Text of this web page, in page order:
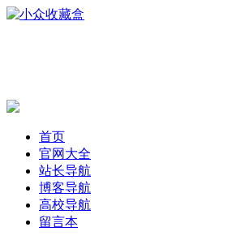
首页
官网大全
站长导航
博客导航
高校导航
留言本